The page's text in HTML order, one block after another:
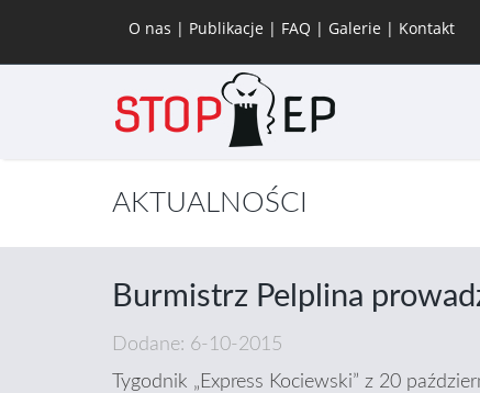
O nas | Publikacje | FAQ | Galerie | Kontakt
AKTUALNOŚCI
Burmistrz Pelplina
Dodane: 6-10-2015
Tygodnik „Express Kociewski” z 20